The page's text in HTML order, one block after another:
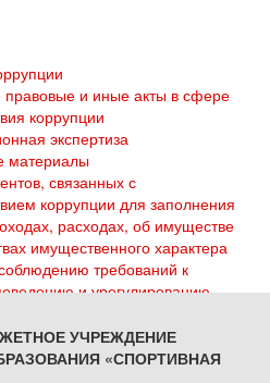
и иные акты в сфере
коррупции
экспертиза
материалы
связанных с
коррупции для заполнения
расходах, об имуществе
имущественного характера
требований к
и урегулированию
для сообщений о фактах
УЧРЕЖДЕНИЕ
«СПОРТИВНАЯ